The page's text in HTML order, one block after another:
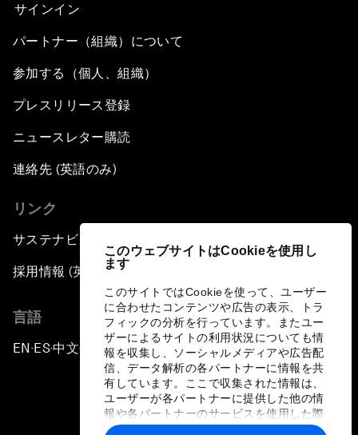
このウェブサイトはCookieを使用し
ます
このサイトではCookieを使って、ユーザー
に合わせたコンテンツや広告の表示、トラ
フィックの分析を行っています。またユー
ザーによるサイトの利用状況についても情
報を収集し、ソーシャルメディアや広告配
信、データ解析の各パートナーに情報を共
有しています。ここで収集された情報は、
ユーザーが各パートナーに提供した他の情
報や各パートナーのサービスを使用した際
に収集された情報と組み合わされ、各パー
サインイン
パートナー（組織）について
参加する（個人、組織）
プレスリリース登録
ニュースレター購読
連絡先 (英語のみ)
リンク
サステナビリティへの取り組み
採用情報 (英語のみ)
言語
EN ▪ ES▪中文▪ 日本語